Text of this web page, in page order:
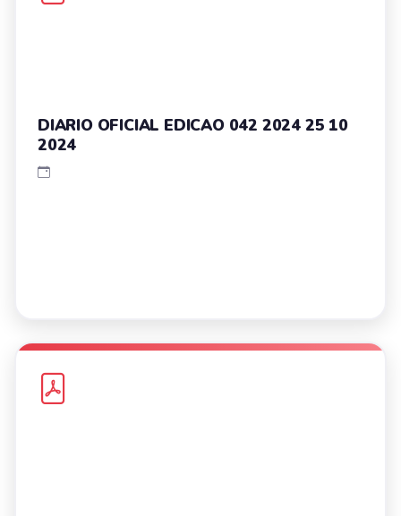
DIARIO OFICIAL EDICAO 042 2024 25 10
2024